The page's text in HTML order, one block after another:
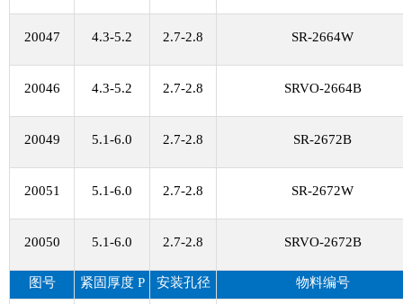
20047 4.3-5.2 2.7-2.8 SR-2664W
20046 4.3-5.2 2.7-2.8 SRVO-2664B
20049 5.1-6.0 2.7-2.8 SR-2672B
20051 5.1-6.0 2.7-2.8 SR-2672W
20050 5.1-6.0 2.7-2.8 SRVO-2672B
图号 紧固厚度P 安装孔径 物料编号